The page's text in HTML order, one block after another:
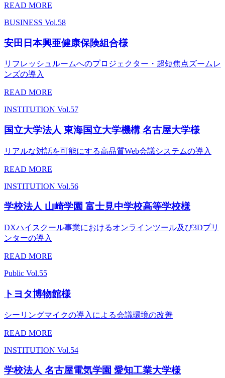
READ MORE
BUSINESS Vol.58
安田日本興亜健康保険組合様
リフレッシュルームへのプロジェクター・超短焦点ズームレ
ンズの導入
READ MORE
INSTITUTION Vol.57
国立大学法人 東海国立大学機構 名古屋大学様
リアルな対話を可能にする高品質Web会議システムの導入
READ MORE
INSTITUTION Vol.56
学校法人 山崎学園 富士見中学校高等学校様
DXハイスクール事業におけるオンラインツール及び3Dプリ
ンターの導入
READ MORE
Public Vol.55
トヨタ博物館様
シーリングマイクの導入による会議環境の改善
READ MORE
INSTITUTION Vol.54
学校法人 名古屋電気学園 愛知工業大学様